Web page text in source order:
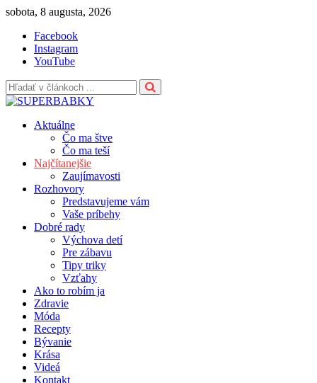
Skip
content
sobota, 8 augusta, 2026
Facebook
Instagram
YouTube
Aktuálne
Čo ma štve
Čo ma teší
Najčítanejšie
Zaujímavosti
Rozhovory
Predstavujeme vám
Vaše príbehy
Dobré rady
Výchova detí
Pre zábavu
Tipy triky
Vzťahy
Ako to robím ja
Zdravie
Móda
Recepty
Bývanie
Krása
Videá
Kontakt